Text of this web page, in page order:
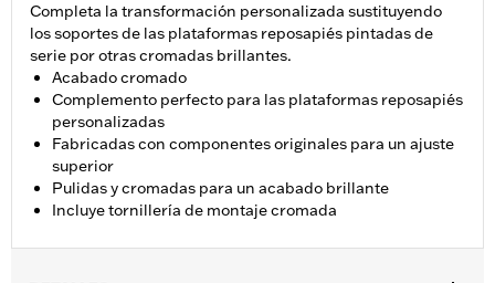
Completa la transformación personalizada sustituyendo
los soportes de las plataformas reposapiés pintadas de
serie por otras cromadas brillantes.
Acabado cromado
Complemento perfecto para las plataformas reposapiés
personalizadas
Fabricadas con componentes originales para un ajuste
superior
Pulidas y cromadas para un acabado brillante
Incluye tornillería de montaje cromada